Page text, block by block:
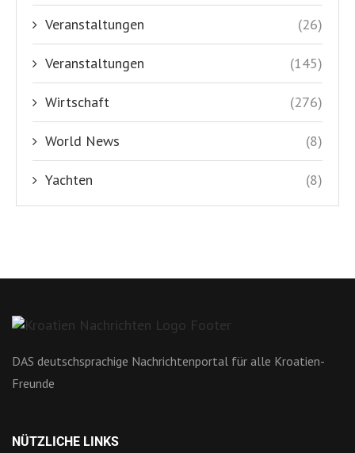
Veranstaltungen (26)
Veranstaltungen (145)
Wirtschaft (276)
World News (8)
Yachten (8)
DAS deutschsprachige Nachrichtenportal für alle Kroatien-
Freunde
NÜTZLICHE LINKS